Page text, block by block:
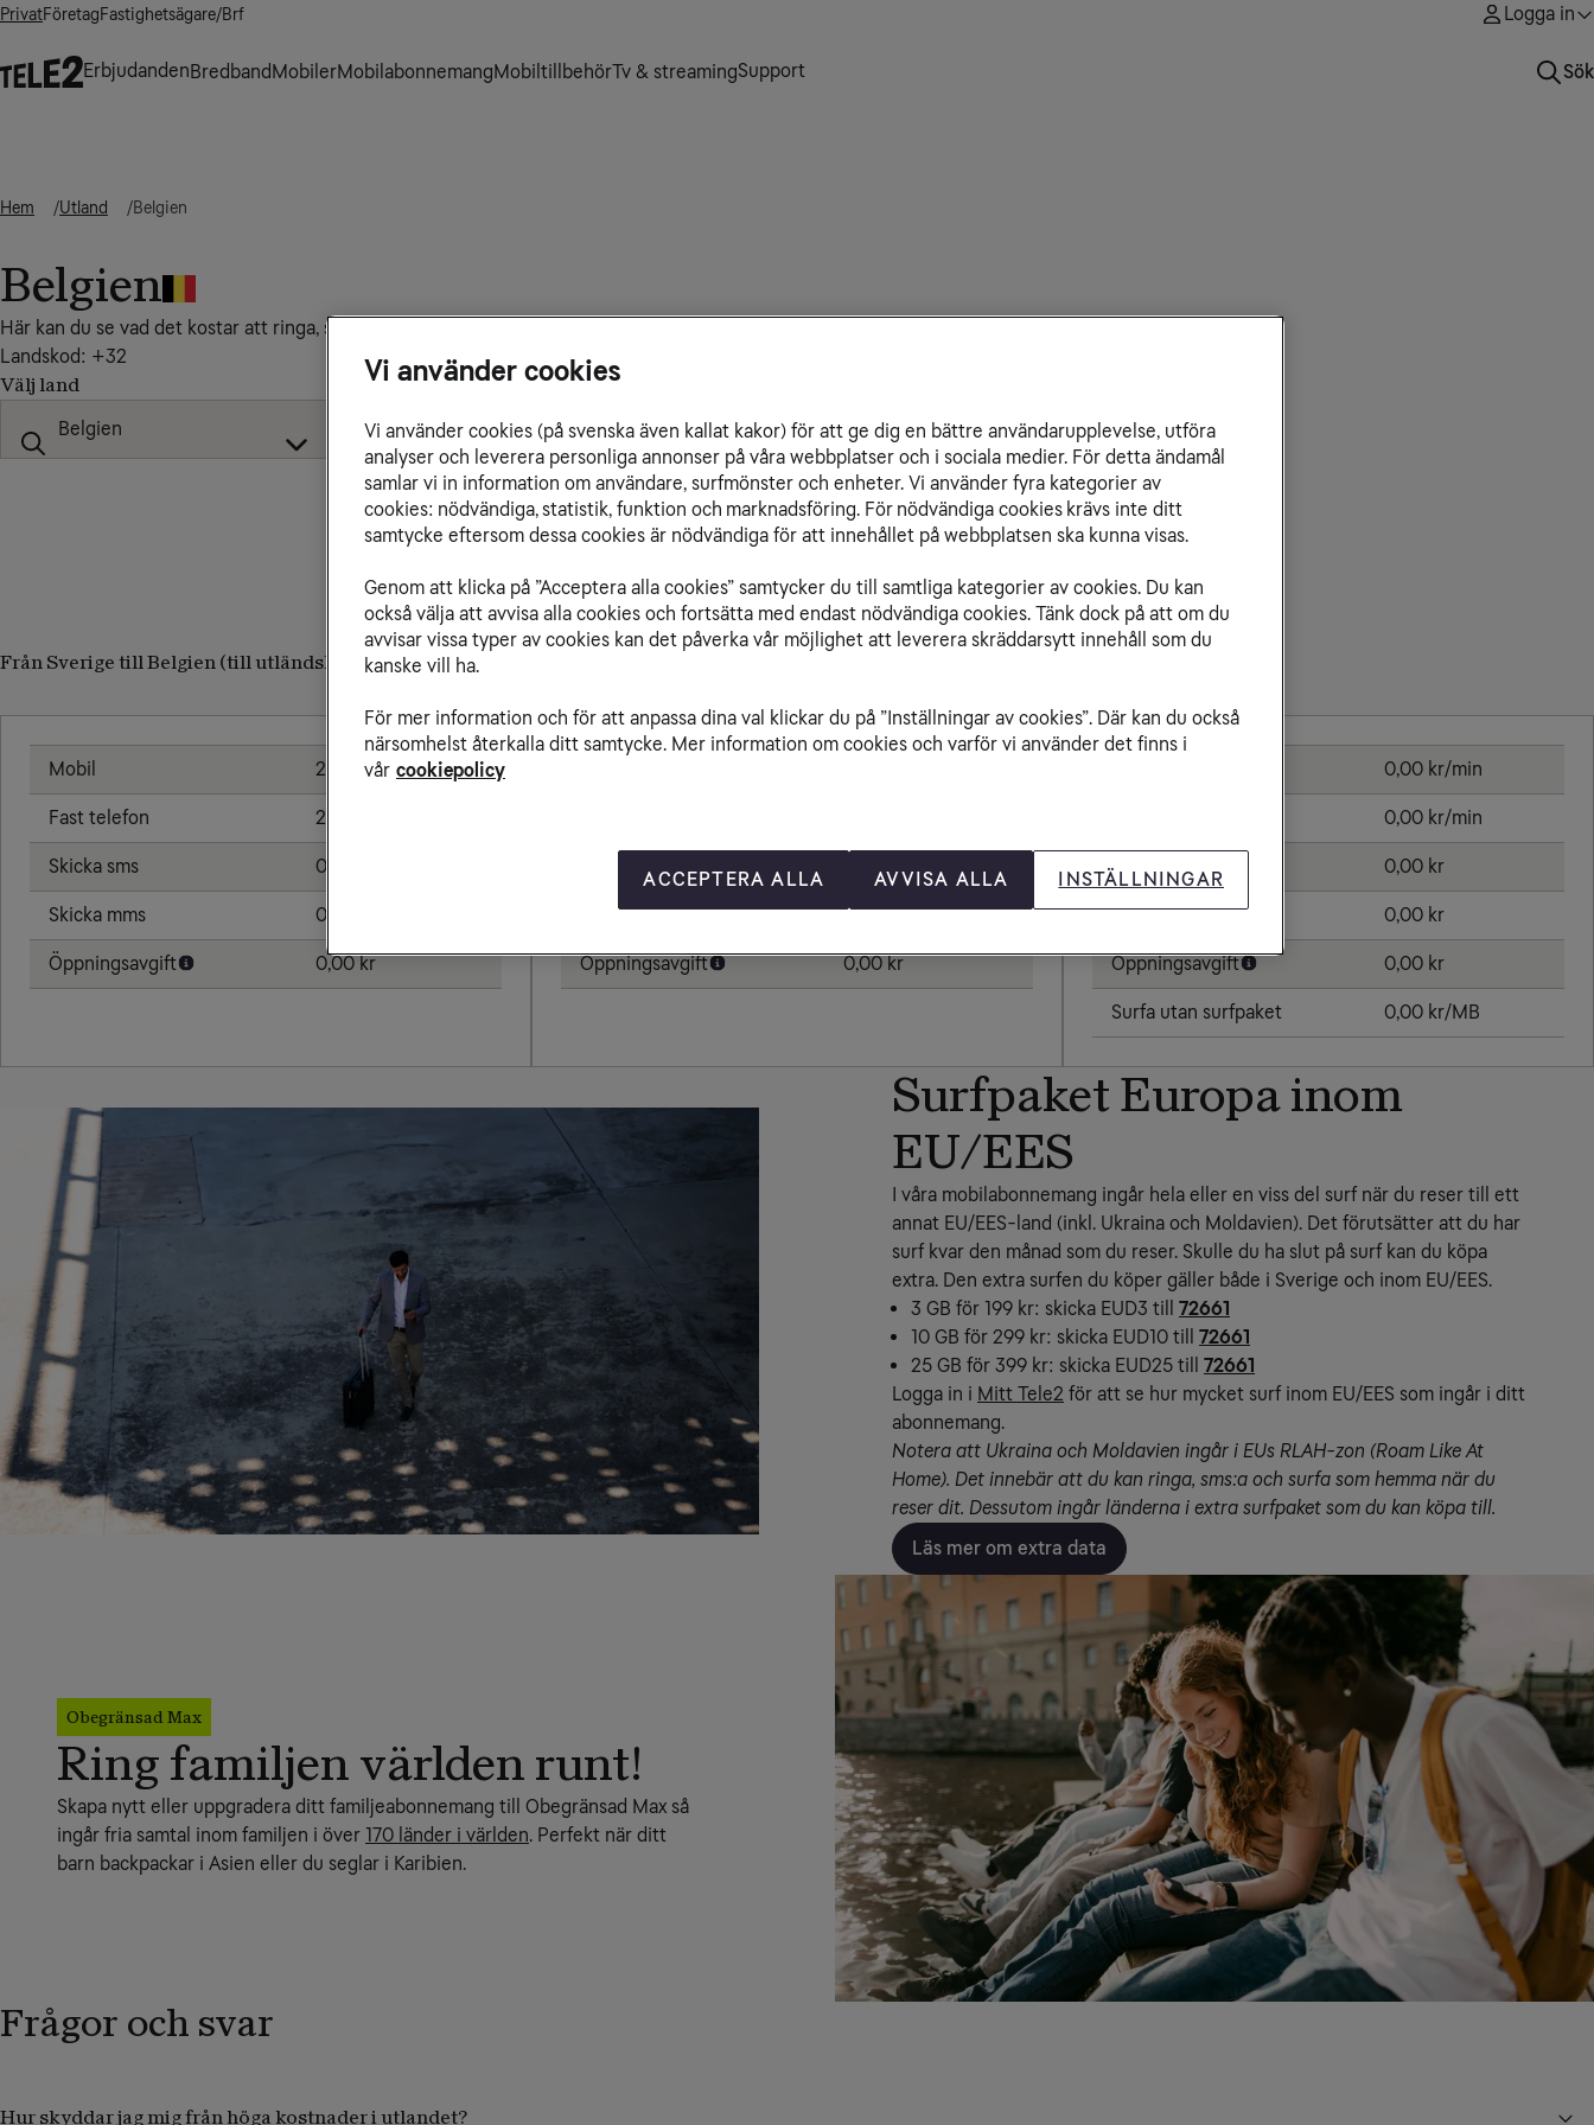
PrivatFöretagFastighetsägare/Brf Logga in
ErbjudandenBredbandMobilerMobilabonnemangMobiltillbehörTv & streamingSupport Sök
Hem Utland Belgien
Belgien
Här kan du se vad det kostar att ringa, sms:a och surfa till, från och inom Belgien.
Landskod: +32
Välj land
Från Sverige till Belgien (till utländskt nummer)
Mobil 2,66 kr/min
Fast telefon 2,66 kr/min
Skicka sms 0,84 kr
Skicka mms 0,99 kr
Öppningsavgift 0,00 kr
Från Belgien till
Skicka sms 0,00 kr
Skicka mms 0,00 kr
Öppningsavgift 0,00 kr
0,00 kr/min
0,00 kr/min
Skicka sms 0,00 kr
Skicka mms 0,00 kr
Öppningsavgift 0,00 kr
Surfa utan surfpaket 0,00 kr/MB
Surfpaket Europa inom
EU/EES
I våra mobilabonnemang ingår hela eller en viss del surf när du reser till ett
annat EU/EES-land (inkl. Ukraina och Moldavien). Det förutsätter att du har
surf kvar den månad som du reser. Skulle du ha slut på surf kan du köpa
extra. Den extra surfen du köper gäller både i Sverige och inom EU/EES.
3 GB för 199 kr: skicka EUD3 till 72661
10 GB för 299 kr: skicka EUD10 till 72661
25 GB för 399 kr: skicka EUD25 till 72661
Logga in i Mitt Tele2 för att se hur mycket surf inom EU/EES som ingår i ditt
abonnemang.
Notera att Ukraina och Moldavien ingår i EUs RLAH-zon (Roam Like At
Home). Det innebär att du kan ringa, sms:a och surfa som hemma när du
reser dit. Dessutom ingår länderna i extra surfpaket som du kan köpa till.
Läs mer om extra data
Obegränsad Max
Ring familjen världen runt!
Skapa nytt eller uppgradera ditt familjeabonnemang till Obegränsad Max så
ingår fria samtal inom familjen i över 170 länder i världen. Perfekt när ditt
barn backpackar i Asien eller du seglar i Karibien.
Frågor och svar
Hur skyddar jag mig från höga kostnader i utlandet?
Vi använder cookies
Vi använder cookies (på svenska även kallat kakor) för att ge dig en bättre användarupplevelse, utföra
analyser och leverera personliga annonser på våra webbplatser och i sociala medier. För detta ändamål
samlar vi in information om användare, surfmönster och enheter. Vi använder fyra kategorier av
cookies: nödvändiga, statistik, funktion och marknadsföring. För nödvändiga cookies krävs inte ditt
samtycke eftersom dessa cookies är nödvändiga för att innehållet på webbplatsen ska kunna visas.
Genom att klicka på ”Acceptera alla cookies” samtycker du till samtliga kategorier av cookies. Du kan
också välja att avvisa alla cookies och fortsätta med endast nödvändiga cookies. Tänk dock på att om du
avvisar vissa typer av cookies kan det påverka vår möjlighet att leverera skräddarsytt innehåll som du
kanske vill ha.
För mer information och för att anpassa dina val klickar du på ”Inställningar av cookies”. Där kan du också
närsomhelst återkalla ditt samtycke. Mer information om cookies och varför vi använder det finns i
vår cookiepolicy
ACCEPTERA ALLA AVVISA ALLA INSTÄLLNINGAR